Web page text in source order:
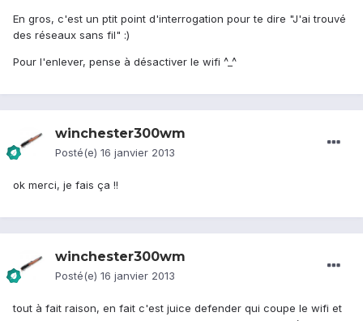
En gros, c'est un ptit point d'interrogation pour te dire "J'ai trouvé
des réseaux sans fil" :)
Pour l'enlever, pense à désactiver le wifi ^_^
winchester300wm
Posté(e) 16 janvier 2013
ok merci, je fais ça !!
winchester300wm
Posté(e) 16 janvier 2013
tout à fait raison, en fait c'est juice defender qui coupe le wifi et